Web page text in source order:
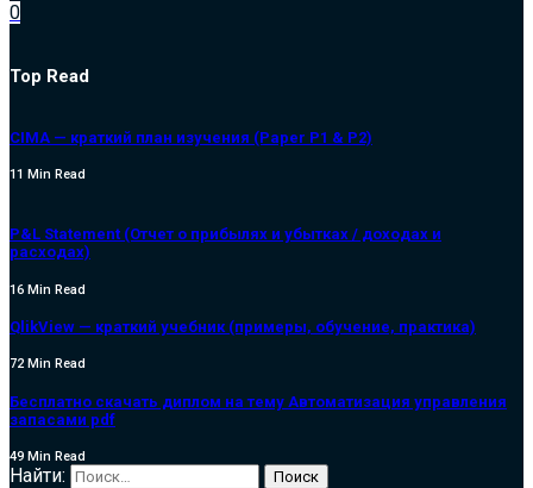
0
Top Read
CIMA — краткий план изучения (Paper P1 & P2)
11 Min Read
P&L Statement (Отчет о прибылях и убытках / доходах и
расходах)
16 Min Read
QlikView — краткий учебник (примеры, обучение, практика)
72 Min Read
Бесплатно скачать диплом на тему Автоматизация управления
запасами pdf
49 Min Read
Найти: